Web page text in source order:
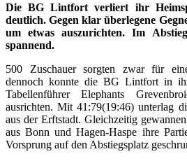
Die BG Lintfort verliert ihr
deutlich. Gegen klar überlegene
um etwas auszurichten. Im
spannend.
500 Zuschauer sorgten zwar für
dennoch konnte die BG Lintfort in
Tabellenführer Elephants
ausrichten. Mit 41:79(19:46) unterlag
aus der Erftstadt. Gleichzeitig
aus Bonn und Hagen-Haspe ihre
Vorsprung auf den Abstiegsplatz